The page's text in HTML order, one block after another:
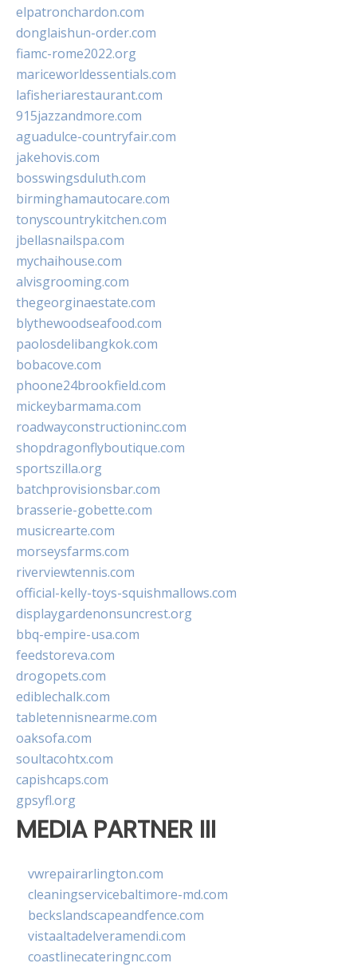
elpatronchardon.com
donglaishun-order.com
fiamc-rome2022.org
mariceworldessentials.com
lafisheriarestaurant.com
915jazzandmore.com
aguadulce-countryfair.com
jakehovis.com
bosswingsduluth.com
birminghamautocare.com
tonyscountrykitchen.com
jbellasnailspa.com
mychaihouse.com
alvisgrooming.com
thegeorginaestate.com
blythewoodseafood.com
paolosdelibangkok.com
bobacove.com
phoone24brookfield.com
mickeybarmama.com
roadwayconstructioninc.com
shopdragonflyboutique.com
sportszilla.org
batchprovisionsbar.com
brasserie-gobette.com
musicrearte.com
morseysfarms.com
riverviewtennis.com
official-kelly-toys-squishmallows.com
displaygardenonsuncrest.org
bbq-empire-usa.com
feedstoreva.com
drogopets.com
ediblechalk.com
tabletennisnearme.com
oaksofa.com
soultacohtx.com
capishcaps.com
gpsyfl.org
MEDIA PARTNER III
vwrepairarlington.com
cleaningservicebaltimore-md.com
beckslandscapeandfence.com
vistaaltadelveramendi.com
coastlinecateringnc.com